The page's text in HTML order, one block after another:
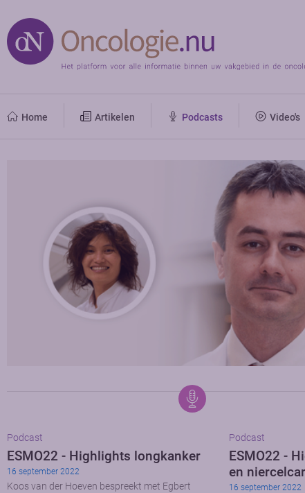
Home Artikelen Podcasts Video's
Podcast
ESMO22 - Highlights longkanker
16 september 2022
Koos van der Hoeven bespreekt met Egbert
Podcast
ESMO22 -
en
16 september 2022